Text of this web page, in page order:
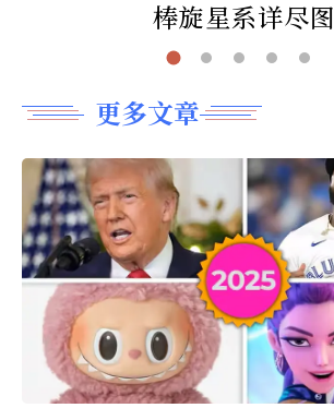
棒旋星系详尽图
更多文章